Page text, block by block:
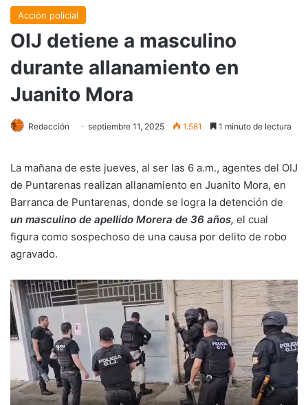
Acción policial
OIJ detiene a masculino
durante allanamiento en
Juanito Mora
Redacción septiembre 11, 2025 1.581 1 minuto de lectura
La mañana de este jueves, al ser las 6 a.m., agentes del OIJ
de Puntarenas realizan allanamiento en Juanito Mora, en
Barranca de Puntarenas, donde se logra la detención de
un masculino de apellido Morera de 36 años, el cual
figura como sospechoso de una causa por delito de robo
agravado.